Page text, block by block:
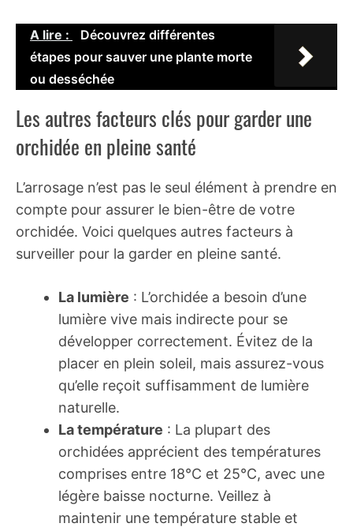
A lire :
Découvrez différentes
étapes pour sauver une plante morte
ou desséchée
Les autres facteurs clés pour garder une
orchidée en pleine santé
L’arrosage n’est pas le seul élément à prendre en
compte pour assurer le bien-être de votre
orchidée. Voici quelques autres facteurs à
surveiller pour la garder en pleine santé.
La lumière : L’orchidée a besoin d’une
lumière vive mais indirecte pour se
développer correctement. Évitez de la
placer en plein soleil, mais assurez-vous
qu’elle reçoit suffisamment de lumière
naturelle.
La température : La plupart des
orchidées apprécient des températures
comprises entre 18°C et 25°C, avec une
légère baisse nocturne. Veillez à
maintenir une température stable et